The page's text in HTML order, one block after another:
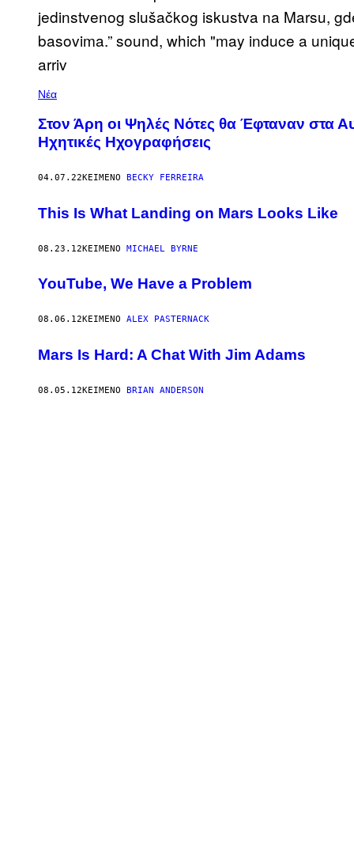
Νέα
Στον Άρη οι Ψηλές Νότες θα Έφταναν στα
Ηχητικές Ηχογραφήσεις
04.07.22ΚΕΊΜΕΝΟ BECKY FERREIRA
This Is What Landing on Mars Looks Like
08.23.12ΚΕΊΜΕΝΟ MICHAEL BYRNE
YouTube, We Have a Problem
08.06.12ΚΕΊΜΕΝΟ ALEX PASTERNACK
Mars Is Hard: A Chat With Jim Adams
08.05.12ΚΕΊΜΕΝΟ BRIAN ANDERSON